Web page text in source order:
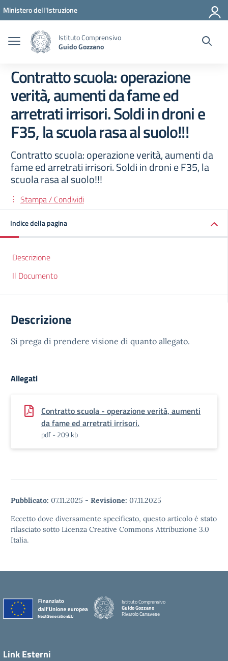
Vai ai contenuti
Vai al menu di navigazione
Vai al footer
Ministero dell'Istruzione
Istituto Comprensivo
Guido Gozzano
Contratto scuola: operazione
verità, aumenti da fame ed
arretrati irrisori. Soldi in droni e
F35, la scuola rasa al suolo!!!
Contratto scuola: operazione verità, aumenti da
fame ed arretrati irrisori. Soldi in droni e F35, la
scuola rasa al suolo!!!
Stampa / Condividi
Indice della pagina
Descrizione
Il Documento
Descrizione
Si prega di prendere visione di quanto allegato.
Allegati
Contratto scuola - operazione verità, aumenti
da fame ed arretrati irrisori.
pdf - 209 kb
Pubblicato: 07.11.2025 - Revisione: 07.11.2025
Eccetto dove diversamente specificato, questo articolo è stato
rilasciato sotto Licenza Creative Commons Attribuzione 3.0
Italia.
Istituto Comprensivo
Guido Gozzano
Rivarolo Canavese
Link Esterni